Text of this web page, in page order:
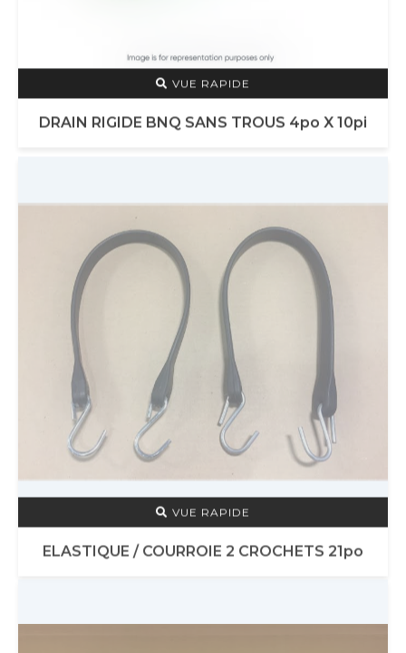
VUE RAPIDE
DRAIN RIGIDE BNQ SANS TROUS 4po X 10pi
VUE RAPIDE